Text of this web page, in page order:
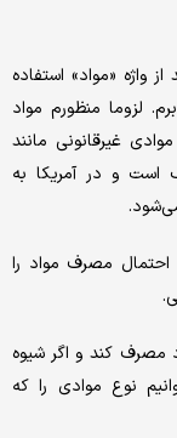
واژه «مواد» استفاده
لزوما منظورم مواد
غیرقانونی مانند
است و در آمریکا به
احتمال مصرف مواد را
مصرف کند و اگر شیوه
نوع موادی را که